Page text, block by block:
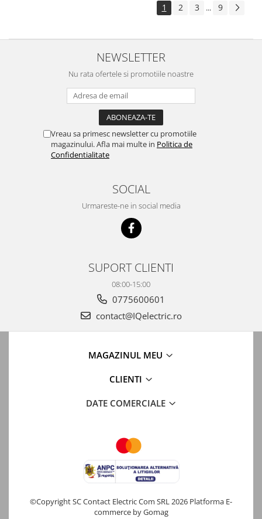
1 2 3 ... 9
NEWSLETTER
Nu rata ofertele si promotiile noastre
Vreau sa primesc newsletter cu promotiile
magazinului. Afla mai multe in Politica de
Confidentialitate
SOCIAL
Urmareste-ne in social media
SUPORT CLIENTI
08:00-15:00
0775600601
contact@IQelectric.ro
MAGAZINUL MEU
CLIENTI
DATE COMERCIALE
©Copyright SC Contact Electric Com SRL 2026 Platforma E-
commerce by Gomag